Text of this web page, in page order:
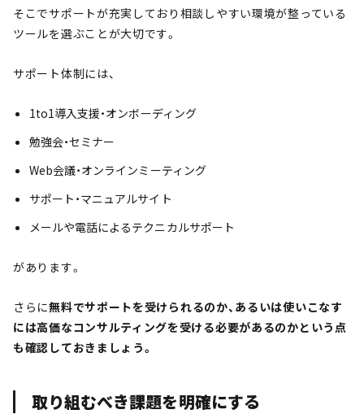
そこでサポートが充実しており相談しやすい環境が整っている
ツールを選ぶことが大切です。
サポート体制には、
1to1導入支援・オンボーディング
勉強会・セミナー
Web会議・オンラインミーティング
サポート・マニュアルサイト
メールや電話によるテクニカルサポート
があります。
さらに無料でサポートを受けられるのか、あるいは使いこなす
には高価なコンサルティングを受ける必要があるのかという点
も確認しておきましょう。
取り組むべき課題を明確にする